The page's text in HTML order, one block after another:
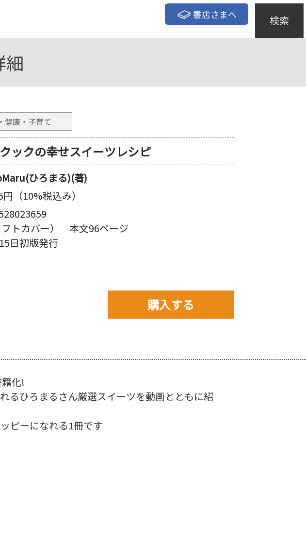
書店さまへ 検索
細
健康・子育て
ックの幸せスイーツレシピ
ひろまる)(著)
円（10%税込み）
トカバー） 本文96ページ
日初版発行
購入する
化!
るひろまるさん厳選スイーツを動画とともに紹
ピーになれる1冊です